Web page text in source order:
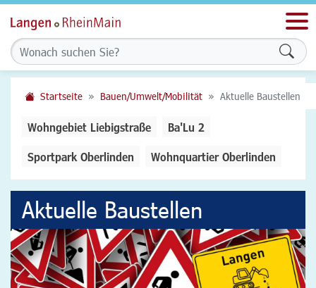
Startseite Bauen/Umwelt/Mobilität Aktuelle Baustellen
Wohngebiet Liebigstraße Ba'Lu 2
Sportpark Oberlinden Wohnquartier Oberlinden
Aktuelle Baustellen